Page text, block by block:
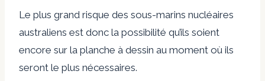
Le plus grand risque des sous-marins nucléaires
australiens est donc la possibilité qu’ils soient
encore sur la planche à dessin au moment où ils
seront le plus nécessaires.